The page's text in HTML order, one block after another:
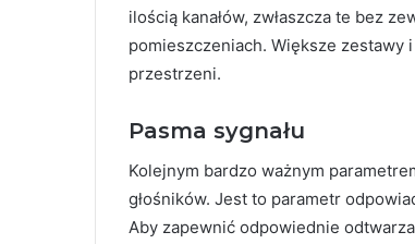
ilością kanałów, zwłaszcza te bez
pomieszczeniach. Większe zestawy
przestrzeni.
Pasma sygnału
Kolejnym bardzo ważnym
głośników. Jest to parametr
Aby zapewnić odpowiednie